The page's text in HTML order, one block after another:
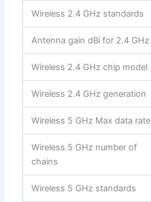
Wireless 2.4 GHz standards
Antenna gain dBi for 2.4 GHz
Wireless 2.4 GHz chip model
Wireless 2.4 GHz generation
Wireless 5 GHz Max data rate
Wireless 5 GHz number of
chains
Wireless 5 GHz standards